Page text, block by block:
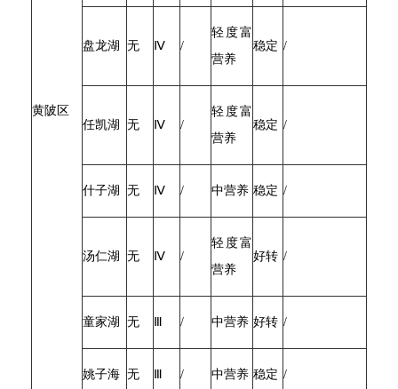
黄陂区
盘龙湖 无 Ⅳ /
轻度富
营养
稳定 /
任凯湖 无 Ⅳ /
轻度富
营养
稳定 /
什子湖 无 Ⅳ / 中营养 稳定 /
汤仁湖 无 Ⅳ /
轻度富
营养
好转 /
童家湖 无 / 中营养 好转 /
姚子海 无 / 中营养 稳定 /